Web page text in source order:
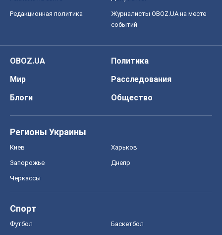
Редакционная политика
Журналисты OBOZ.UA на месте
событий
OBOZ.UA
Политика
Мир
Расследования
Блоги
Общество
Регионы Украины
Киев Харьков
Запорожье Днепр
Черкассы
Спорт
Футбол Баскетбол